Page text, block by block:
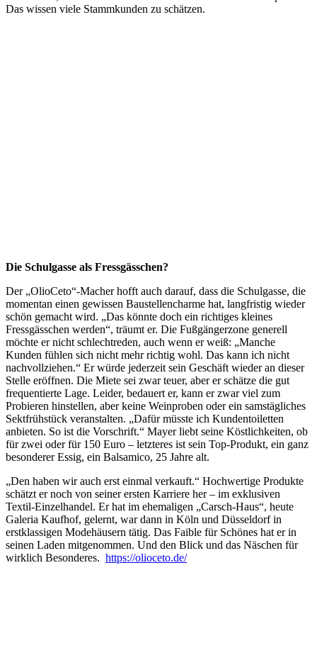
Das wissen viele Stammkunden zu schätzen.
Die Schulgasse als Fressgässchen?
Der „OlioCeto“-Macher hofft auch darauf, dass die Schulgasse, die
momentan einen gewissen Baustellencharme hat, langfristig wieder
schön gemacht wird. „Das könnte doch ein richtiges kleines
Fressgässchen werden“, träumt er. Die Fußgängerzone generell
möchte er nicht schlechtreden, auch wenn er weiß: „Manche
Kunden fühlen sich nicht mehr richtig wohl. Das kann ich nicht
nachvollziehen.“ Er würde jederzeit sein Geschäft wieder an dieser
Stelle eröffnen. Die Miete sei zwar teuer, aber er schätze die gut
frequentierte Lage. Leider, bedauert er, kann er zwar viel zum
Probieren hinstellen, aber keine Weinproben oder ein samstägliches
Sektfrühstück veranstalten. „Dafür müsste ich Kundentoiletten
anbieten. So ist die Vorschrift.“ Mayer liebt seine Köstlichkeiten, ob
für zwei oder für 150 Euro – letzteres ist sein Top-Produkt, ein ganz
besonderer Essig, ein Balsamico, 25 Jahre alt.
„Den haben wir auch erst einmal verkauft.“ Hochwertige Produkte
schätzt er noch von seiner ersten Karriere her – im exklusiven
Textil-Einzelhandel. Er hat im ehemaligen „Carsch-Haus“, heute
Galeria Kaufhof, gelernt, war dann in Köln und Düsseldorf in
erstklassigen Modehäusern tätig. Das Faible für Schönes hat er in
seinen Laden mitgenommen. Und den Blick und das Näschen für
wirklich Besonderes. https://olioceto.de/